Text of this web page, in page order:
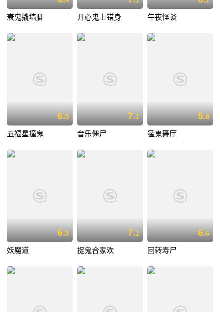
衰鬼撬墙脚 开心鬼上错身 午夜怪谈
6.5
五福星撞鬼
7.1
音乐僵尸
5.8
猛鬼舞厅
6.5
妖魔道
7.1
捉鬼合家欢
6.6
回转寿尸